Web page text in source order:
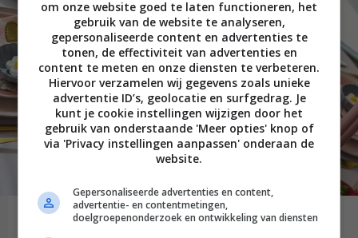
Paastafel dekken: zo maak je van
om onze website goed te laten functioneren, het
gebruik van de website te analyseren,
gepersonaliseerde content en advertenties te
tonen, de effectiviteit van advertenties en
content te meten en onze diensten te verbeteren.
Hiervoor verzamelen wij gegevens zoals unieke
advertentie ID’s, geolocatie en surfgedrag. Je
kunt je cookie instellingen wijzigen door het
gebruik van onderstaande 'Meer opties' knop of
via 'Privacy instellingen aanpassen' onderaan de
website.
Gepersonaliseerde advertenties en content,
advertentie- en contentmetingen,
doelgroepenonderzoek en ontwikkeling van diensten